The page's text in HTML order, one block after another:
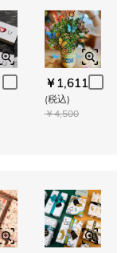
￥1,611
(税込)
￥4,500